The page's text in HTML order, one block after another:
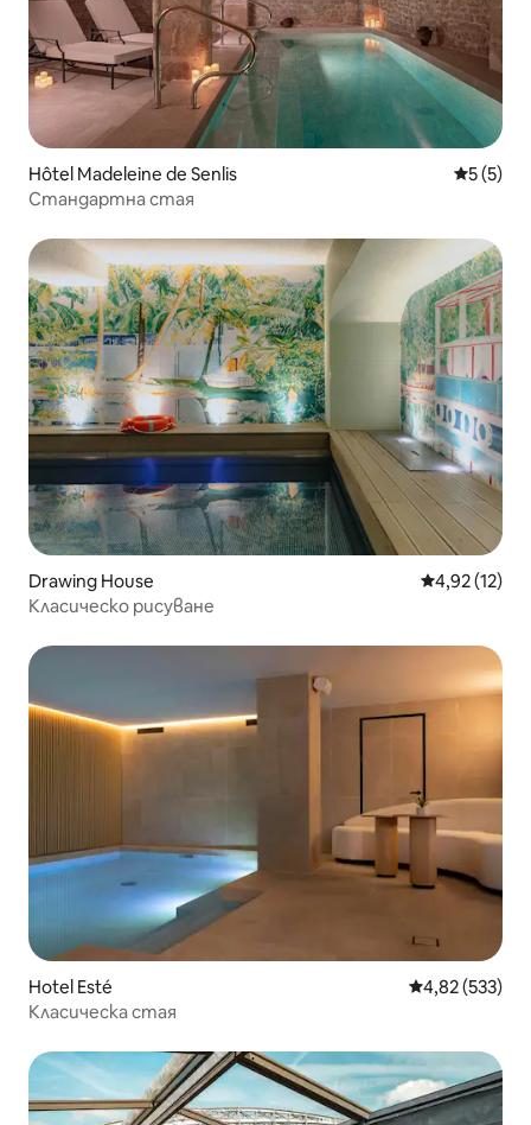
Hôtel Madeleine de Senlis Средна
5 (5)
Стандартна стая
Drawing House Средна
4,92 (12)
Класическо рисуване
Hotel Esté Средна
4,82 (533)
Класическа стая